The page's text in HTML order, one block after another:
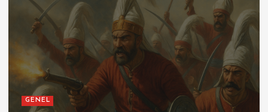
GENEL